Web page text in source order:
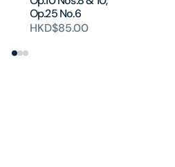
Op.25 No.6
HKD$85.00